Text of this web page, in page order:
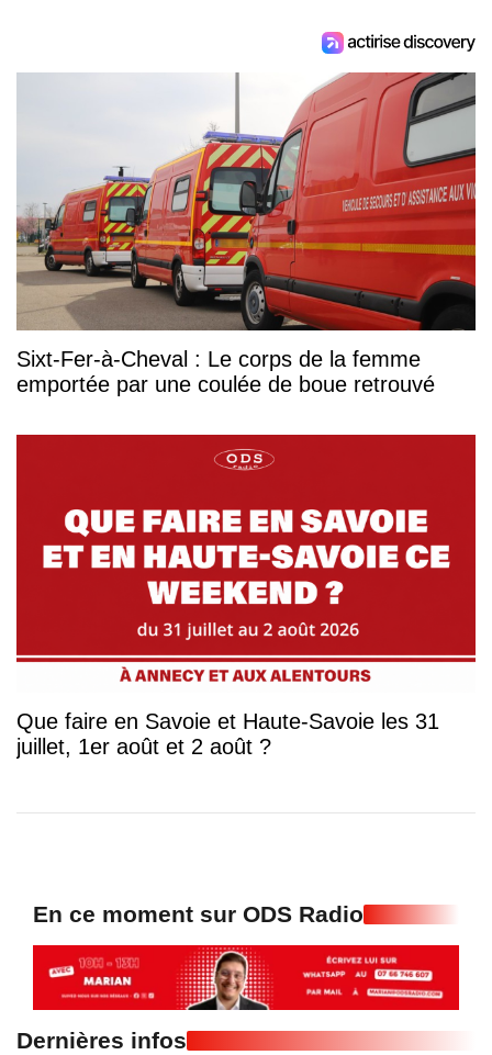
Sixt-Fer-à-Cheval : Le corps de la femme
emportée par une coulée de boue retrouvé
Que faire en Savoie et Haute-Savoie les 31
juillet, 1er août et 2 août ?
En ce moment sur ODS Radio
Dernières infos